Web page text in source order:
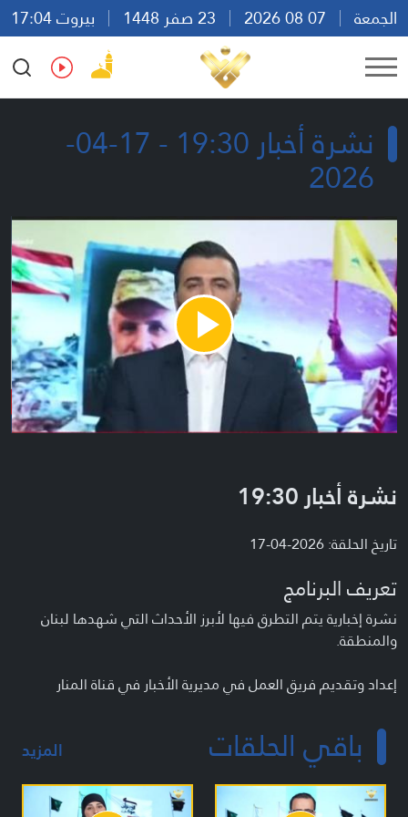
الجمعة
بيروت 17:04
Ar
En Fr Es
نشرة أخبار 19:30 - 17-04-
2026
Play
Video
نشرة أخبار 19:30
تاريخ الحلقة: 2026-04-17
تعريف البرنامج
نشرة إخبارية يتم التطرق فيها لأبرز الأحداث التي شهدها لبنان
والمنطقة.
إعداد وتقديم فريق العمل في مديرية الأخبار في قناة المنار
باقي الحلقات المزيد